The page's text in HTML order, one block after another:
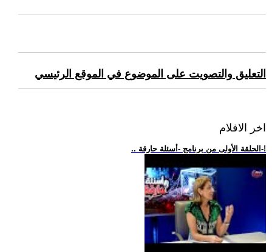
التعليق والتصويت على الموضوع في الموقع الرئيسي
اخر الافلام
.. الحلقة الأولى من برنامج -أسئلة حارقة-!